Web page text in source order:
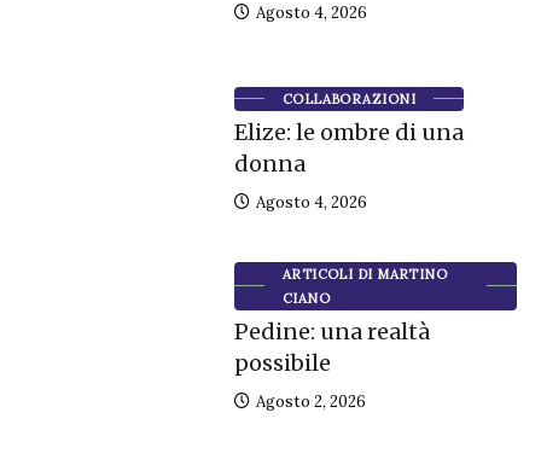
Agosto 4, 2026
COLLABORAZIONI
Elize: le ombre di una
donna
Agosto 4, 2026
ARTICOLI DI MARTINO
CIANO
Pedine: una realtà
possibile
Agosto 2, 2026